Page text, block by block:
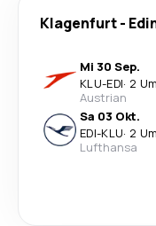
Klagenfurt-
Mi 30 Sep.
KLU-EDI· 2
Austrian
Sa 03 Okt.
EDI-KLU· 2
Lufthansa